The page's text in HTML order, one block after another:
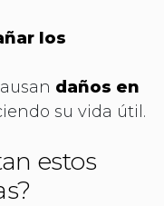
los
daños en
su vida útil.
estos